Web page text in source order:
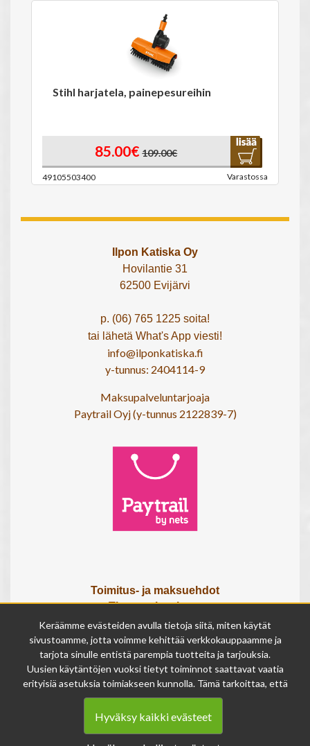
Stihl harjatela, painepesureihin
85.00€ 109.00€
49105503400 Varastossa
Ilpon Katiska Oy
Hovilantie 31
62500 Evijärvi
p. (06) 765 1225 soita!
tai lähetä What's App viesti!
info@ilponkatiska.fi
y-tunnus: 2404114-9
Maksupalveluntarjoaja
Paytrail Oyj (y-tunnus 2122839-7)
Toimitus- ja maksuehdot
Tietosuojaseloste
Tietoa meistä
Osta lahjakortti
Tilauksen peruutuslomake
Olemme avoinna
ma - pe 9 - 17
la 9 - 14
su suljettu
Keräämme evästeiden avulla tietoja siitä, miten käytät
sivustoamme, jotta voimme kehittää verkkokauppaamme ja
tarjota sinulle entistä parempia tuotteita ja tarjouksia.
Uusien käytäntöjen vuoksi tietyt toiminnot saattavat vaatia
erityisiä asetuksia toimiakseen kunnolla. Tämä tarkoittaa, että
joissakin tapauksissa anonymisoidut tiedot voivat kertyä,
vaikka olisit kieltänyt evästeiden käytön. Näitä tietoja
käytetään ainoastaan palvelumme parantamiseen, eikä niistä
Hyväksy kaikki evästeet